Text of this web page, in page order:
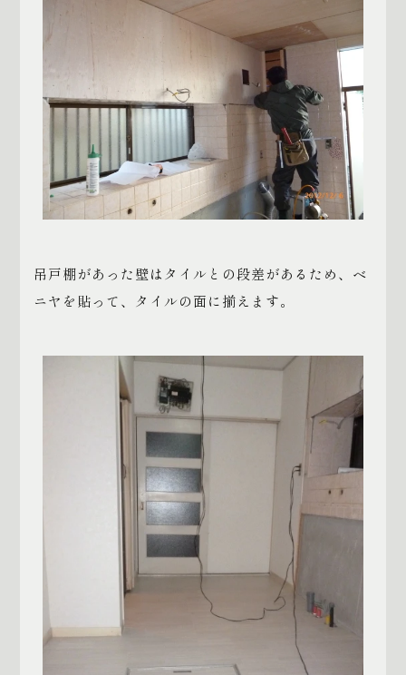
吊戸棚があった壁はタイルとの段差があるため、ベ
ニヤを貼って、タイルの面に揃えます。